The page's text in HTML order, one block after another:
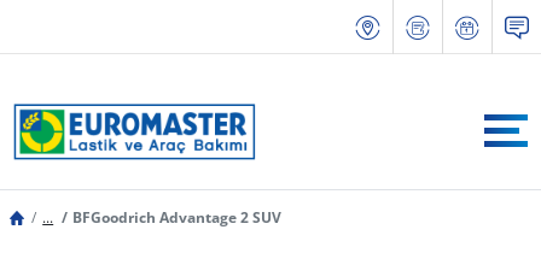
... BFGoodrich Advantage 2 SUV